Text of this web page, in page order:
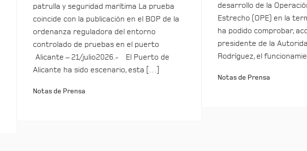
patrulla y seguridad marítima La prueba
coincide con la publicación en el BOP de la
ordenanza reguladora del entorno
controlado de pruebas en el puerto
Alicante – 21/julio2026.- El Puerto de
Alicante ha sido escenario, esta […]
Notas de Prensa
desarrollo de la
Estrecho (OPE) en la
ha podido comprobar,
presidente de la
Rodríguez, el
Notas de Prensa